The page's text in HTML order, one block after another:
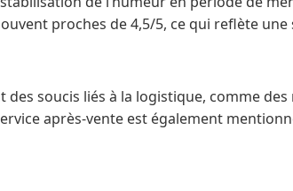
proches de 4,5/5, ce qui reflète
des soucis liés à la logistique, comme
après-vente est également